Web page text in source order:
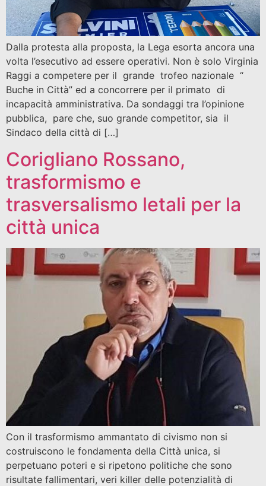
Dalla protesta alla proposta, la Lega esorta ancora una
volta l’esecutivo ad essere operativi. Non è solo Virginia
Raggi a competere per il grande trofeo nazionale “
Buche in Città” ed a concorrere per il primato di
incapacità amministrativa. Da sondaggi tra l’opinione
pubblica, pare che, suo grande competitor, sia il
Sindaco della città di […]
Corigliano Rossano,
trasformismo e
trasversalismo letali per la
città unica
Con il trasformismo ammantato di civismo non si
costruiscono le fondamenta della Città unica, si
perpetuano poteri e si ripetono politiche che sono
risultate fallimentari, veri killer delle potenzialità di